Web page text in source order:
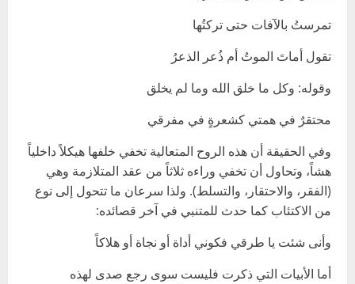
تمرستُ بالآفات حتى تركتُها
تقول أماتَ الموتُ أم ذُعر الذعرُ
وقوله: وكل ما خلق الله وما لم يخلق
محتقرٌ في همتي كشعرةٍ في مفرقي
وفي الحقيقة أن هذه الروح المتعالية تخفي خلفها هيكلاً داخلياً
هشاً، وتحاول أن تخفي وراءه ثلاثاً من عقد المتلازمة وهي
(الفقر، والاحتقار، والتسلط). ولذا سرعان ما تتحول إلى نوع
من الاكتئاب كما حدث للمتنبي في آخر قصائده:
وأنى شئت يا طرقي فكوني أداة أو نجاة أو هلاكاً
أما الأبيات التي ذكرت فليست سوى رجع صدى لهذه